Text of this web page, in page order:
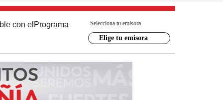
con el Programa Selecciona tu emisora
Elige tu emisora